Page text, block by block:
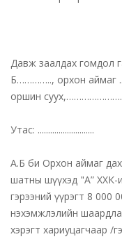
Давж заалдах гомдол
Б………….., орхон аймаг
оршин
Утас: ...........................
А.Б би Орхон аймаг
шатны шүүхэд "А” ХХК-
гэрээний үүрэгт 8 000
нэхэмжлэлийн
хэрэгт хариуцагчаар /